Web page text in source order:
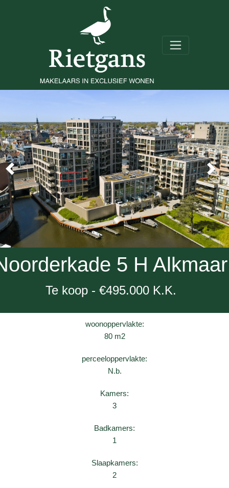
5 H Alkmaar
Te koop - €495.000 K.K.
woonoppervlakte:
80 m2
perceeloppervlakte:
N.b.
Kamers:
3
Badkamers:
1
Slaapkamers:
2